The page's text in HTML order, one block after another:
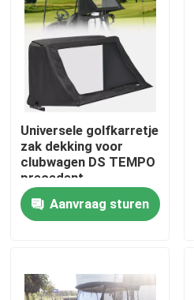
Huis
Universele golfkarretje
zak dekking voor
clubwagen DS TEMPO
precedent
Aanvraag sturen